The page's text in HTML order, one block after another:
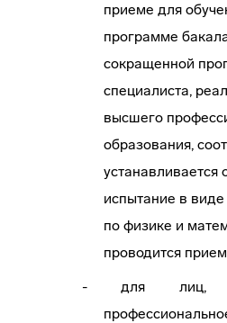
приеме для
программе
сокращенной
специалиста,
высшего
образования,
устанавливается
испытание в виде
по физике и
проводится
- для лиц,